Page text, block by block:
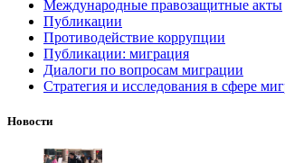
Международные правозащитные акты
Публикации
Противодействие коррупции
Публикации: миграция
Диалоги по вопросам миграции
Стратегия и исследования в сфере
Новости